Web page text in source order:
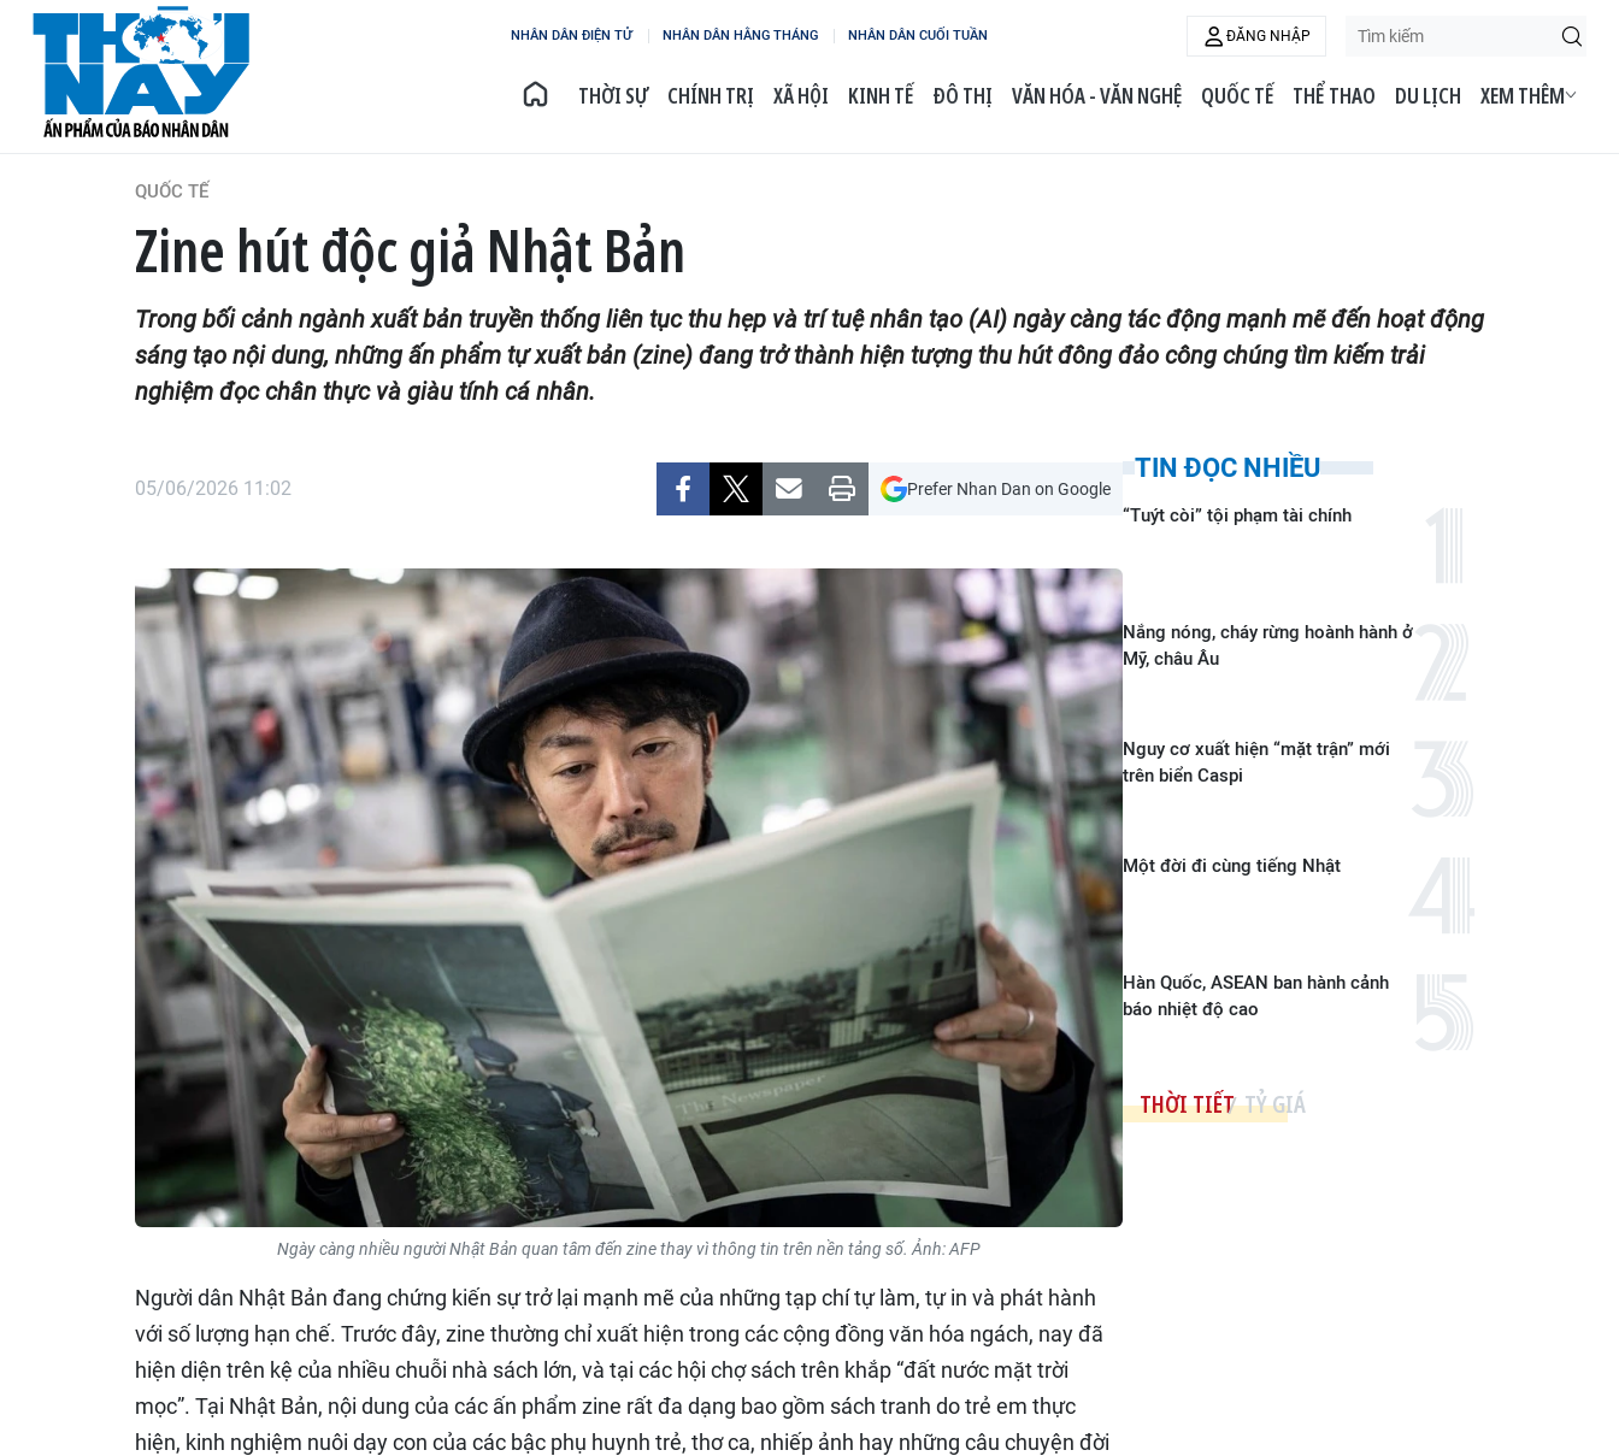
NHÂN DÂN ĐIỆN TỬ NHÂN DÂN HẰNG THÁNG NHÂN DÂN CUỐI TUẦN ĐĂNG NHẬP
THỜI SỰ CHÍNH TRỊ XÃ HỘI KINH TẾ ĐÔ THỊ VĂN HÓA - VĂN NGHỆ QUỐC TẾ THỂ THAO DU LỊCH XEM THÊM
QUỐC TẾ
Zine hút độc giả Nhật Bản
Trong bối cảnh ngành xuất bản truyền thống liên tục thu hẹp và trí tuệ nhân tạo (AI) ngày càng tác động mạnh mẽ đến hoạt động
sáng tạo nội dung, những ấn phẩm tự xuất bản (zine) đang trở thành hiện tượng thu hút đông đảo công chúng tìm kiếm trải
nghiệm đọc chân thực và giàu tính cá nhân.
05/06/2026 11:02 Prefer Nhan Dan on Google
Ngày càng nhiều người Nhật Bản quan tâm đến zine thay vì thông tin trên nền tảng số. Ảnh: AFP
Người dân Nhật Bản đang chứng kiến sự trở lại mạnh mẽ của những tạp chí tự làm, tự in và phát hành
với số lượng hạn chế. Trước đây, zine thường chỉ xuất hiện trong các cộng đồng văn hóa ngách, nay đã
hiện diện trên kệ của nhiều chuỗi nhà sách lớn, và tại các hội chợ sách trên khắp “đất nước mặt trời
mọc”. Tại Nhật Bản, nội dung của các ấn phẩm zine rất đa dạng bao gồm sách tranh do trẻ em thực
hiện, kinh nghiệm nuôi dạy con của các bậc phụ huynh trẻ, thơ ca, nhiếp ảnh hay những câu chuyện đời
TIN ĐỌC NHIỀU
“Tuýt còi” tội phạm tài chính
Nắng nóng, cháy rừng hoành hành ở
Mỹ, châu Âu
Nguy cơ xuất hiện “mặt trận” mới
trên biển Caspi
Một đời đi cùng tiếng Nhật
Hàn Quốc, ASEAN ban hành cảnh
báo nhiệt độ cao
THỜI TIẾT TỶ GIÁ